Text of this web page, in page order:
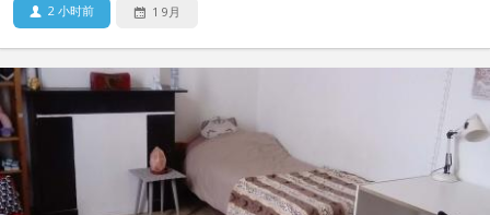
2 小时前 1 9月
KL 15297
Appartement de +-120m2 pour 3 étudiants en co-loc 1 chambre
a coucher par personne. Hyper calme. Tout est compris,
chauffage, electr, eau et WIFI Situé rue Saint Leonard, très
proche de l'école du Barbou (André Vesale) ou de Saint Luc
Moins de 10 minutes de bus du centre ville. Je suis...